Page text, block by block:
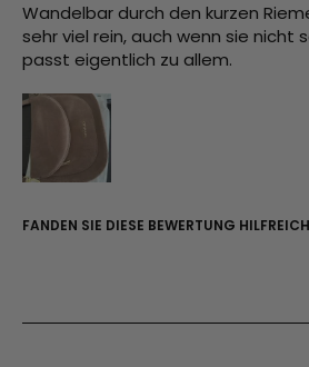
Wandelbar durch den kurzen
sehr viel rein, auch wenn sie nicht
passt eigentlich zu allem.
FANDEN SIE DIESE BEWERTUNG